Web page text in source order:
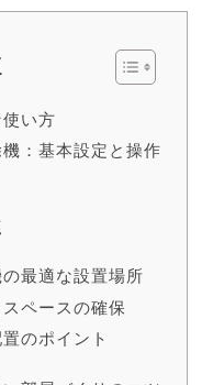
い方
：基本設定と操作
最適な設置場所
ペースの確保
のポイント